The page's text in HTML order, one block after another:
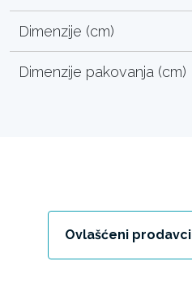
Dimenzije (cm)
Dimenzije pakovanja (cm)
Ovlašćeni prodavci